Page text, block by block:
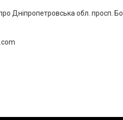
Дніпропетровська обл. просп.